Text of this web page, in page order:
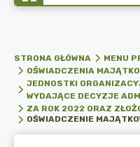
STRONA GŁÓWNA
MENU
OŚWIADCZENIA
JEDNOSTKI
WYDAJĄCE DECYZJE
ZA ROK 2022 ORAZ